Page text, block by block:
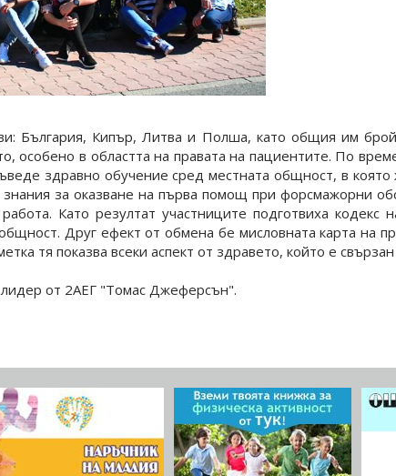
България, Кипър, Литва и Полша, като общия им
особено в областта на правата на пациентите. По
здравно обучение сред местната общност, в
за оказване на първа помощ при форсмажорни
Като резултат участниците подготвиха кодекс
Друг ефект от обмена бе мисловната карта на
тя показва всеки аспект от здравето, който е
от 2АЕГ "Томас Джеферсън".